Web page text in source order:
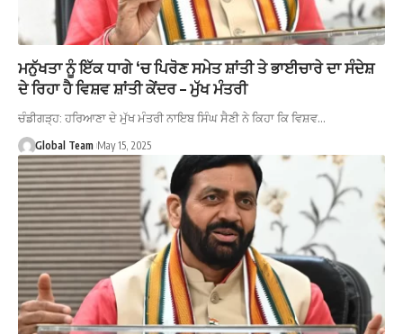
ਮਨੁੱਖਤਾ ਨੂੰ ਇੱਕ ਧਾਗੇ ‘ਚ ਪਿਰੋਣ ਸਮੇਤ ਸ਼ਾਂਤੀ ਤੇ ਭਾਈਚਾਰੇ ਦਾ ਸੰਦੇਸ਼
ਦੇ ਰਿਹਾ ਹੈ ਵਿਸ਼ਵ ਸ਼ਾਂਤੀ ਕੇਂਦਰ – ਮੁੱਖ ਮੰਤਰੀ
ਚੰਡੀਗੜ੍ਹ: ਹਰਿਆਣਾ ਦੇ ਮੁੱਖ ਮੰਤਰੀ ਨਾਇਬ ਸਿੰਘ ਸੈਣੀ ਨੇ ਕਿਹਾ ਕਿ ਵਿਸ਼ਵ…
Global Team May 15, 2025